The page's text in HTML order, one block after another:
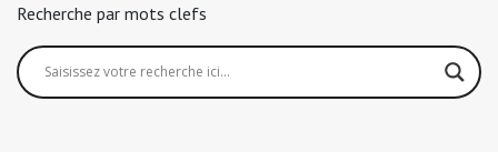
Recherche par mots clefs